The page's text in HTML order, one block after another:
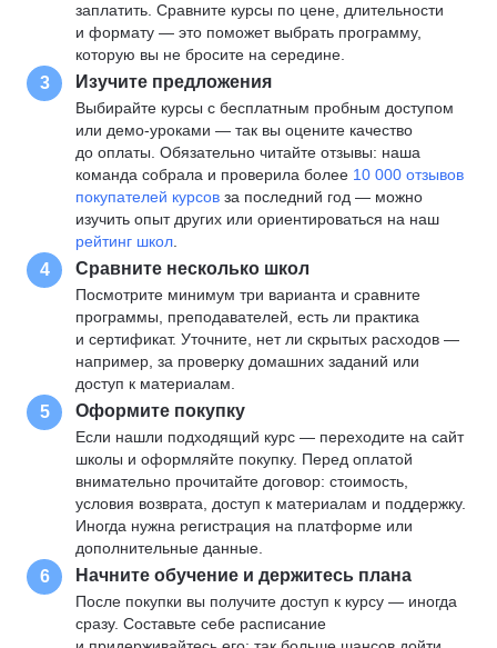
заплатить. Сравните курсы по цене, длительности
и формату — это поможет выбрать программу,
которую вы не бросите на середине.
3 Изучите предложения
Выбирайте курсы с бесплатным пробным доступом
или демо-уроками — так вы оцените качество
до оплаты. Обязательно читайте отзывы: наша
команда собрала и проверила более 10 000 отзывов
покупателей курсов за последний год — можно
изучить опыт других или ориентироваться на наш
рейтинг школ
4 Сравните несколько школ
Посмотрите минимум три варианта и сравните
программы, преподавателей, есть ли практика
и сертификат. Уточните, нет ли скрытых расходов —
например, за проверку домашних заданий или
доступ к материалам.
5 Оформите покупку
Если нашли подходящий курс — переходите на сайт
школы и оформляйте покупку. Перед оплатой
внимательно прочитайте договор: стоимость,
условия возврата, доступ к материалам и поддержку.
Иногда нужна регистрация на платформе или
дополнительные данные.
6 Начните обучение и держитесь плана
После покупки вы получите доступ к курсу — иногда
сразу. Составьте себе расписание